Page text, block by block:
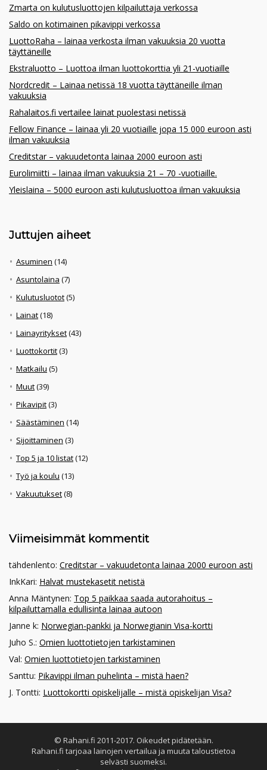
Zmarta on kulutusluottojen kilpailuttaja verkossa
Saldo on kotimainen pikavippi verkossa
LuottoRaha – lainaa verkosta ilman vakuuksia 20 vuotta
täyttäneille
Ekstraluotto – Luottoa ilman luottokorttia yli 21-vuotiaille
Nordcredit – Lainaa netissä 18 vuotta täyttäneille ilman
vakuuksia
Rahalaitos.fi vertailee lainat puolestasi netissä
Fellow Finance – lainaa yli 20 vuotiaille jopa 15 000 euroon asti
ilman vakuuksia
Creditstar – vakuudetonta lainaa 2000 euroon asti
Eurolimiitti – lainaa ilman vakuuksia 21 – 70 -vuotiaille.
Yleislaina – 5000 euroon asti kulutusluottoa ilman vakuuksia
Juttujen aiheet
Asuminen (14)
Asuntolaina (7)
Kulutusluotot(5)
Lainat(18)
Lainayritykset(43)
Luottokortit(3)
Matkailu (5)
Muut(39)
Pikavipit(3)
Säästäminen (14)
Sijoittaminen (3)
Top 5 ja 10 listat(12)
Työ ja koulu (13)
Vakuutukset(8)
Viimeisimmät kommentit
tähdenlento: Creditstar – vakuudetonta lainaa 2000 euroon asti
InkKari: Halvat mustekasetit netistä
Anna Mäntynen: Top 5 paikkaa saada autorahoitus –
kilpailuttamalla edullisinta lainaa autoon
Janne k: Norwegian-pankki ja Norwegianin Visa-kortti
Juho S.: Omien luottotietojen tarkistaminen
Val: Omien luottotietojen tarkistaminen
Santtu: Pikavippi ilman puhelinta – mistä haen?
J. Tontti: Luottokortti opiskelijalle – mistä opiskelijan Visa?
© Rahani.fi 2011-2017. Oikeudet pidätetään.
Rahani.fi tarjoaa lainojen vertailua ja muuta taloustietoa
selvästi suomeksi.